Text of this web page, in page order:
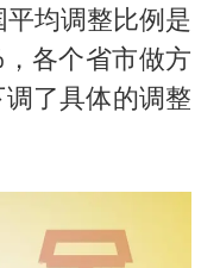
均调整比例是
各个省市做方
了具体的调整